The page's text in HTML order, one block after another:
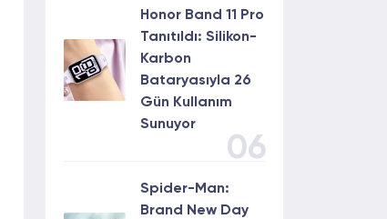
Honor Band 11 Pro
Tanıtıldı: Silikon-
Karbon
Bataryasıyla 26
Gün Kullanım
Sunuyor
06
Spider-Man:
Brand New Day